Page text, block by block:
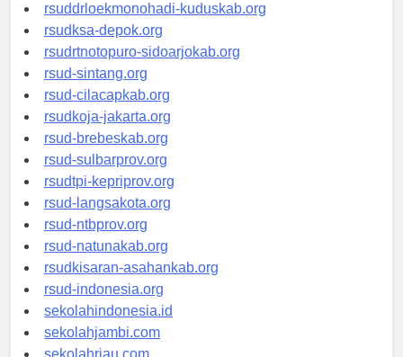
rsuddrloekmonohadi-kuduskab.org
rsudksa-depok.org
rsudrtnotopuro-sidoarjokab.org
rsud-sintang.org
rsud-cilacapkab.org
rsudkoja-jakarta.org
rsud-brebeskab.org
rsud-sulbarprov.org
rsudtpi-kepriprov.org
rsud-langsakota.org
rsud-ntbprov.org
rsud-natunakab.org
rsudkisaran-asahankab.org
rsud-indonesia.org
sekolahindonesia.id
sekolahjambi.com